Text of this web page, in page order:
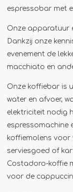
Jägermeister-tap
Partytrailer
Poffertjes
Popcornmachine
Slush
Slurphut
Soepkraam
Sinaasappelpers
espressobar met
Onze apparatuur
Dankzij onze
evenement de
macchiato en
Onze koffiebar is
water en afvoer,
elektriciteit nodig
espressomachine
koffiemolens voor
serviesgoed of
Costadoro-koffie
voor de